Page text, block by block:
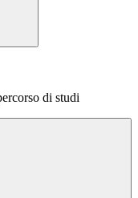
di studi